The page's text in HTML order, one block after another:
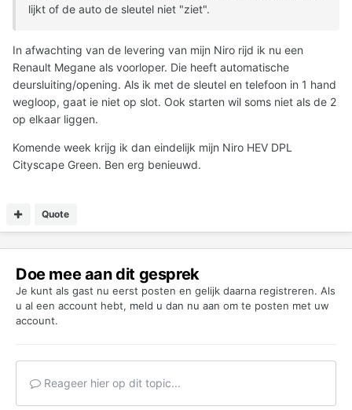
lijkt of de auto de sleutel niet "ziet".
In afwachting van de levering van mijn Niro rijd ik nu een
Renault Megane als voorloper. Die heeft automatische
deursluiting/opening. Als ik met de sleutel en telefoon in 1 hand
wegloop, gaat ie niet op slot. Ook starten wil soms niet als de 2
op elkaar liggen.
Komende week krijg ik dan eindelijk mijn Niro HEV DPL
Cityscape Green. Ben erg benieuwd.
Quote
Doe mee aan dit gesprek
Je kunt als gast nu eerst posten en gelijk daarna registreren. Als
u al een account hebt, meld u dan nu aan om te posten met uw
account.
Reageer hier op dit topic...